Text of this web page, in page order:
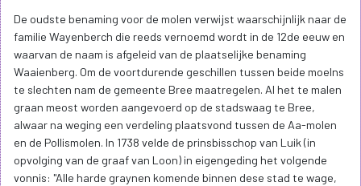
De oudste benaming voor de molen verwijst waarschijnlijk naar de
familie Wayenberch die reeds vernoemd wordt in de 12de eeuw en
waarvan de naam is afgeleid van de plaatselijke benaming
Waaienberg. Om de voortdurende geschillen tussen beide moelns
te slechten nam de gemeente Bree maatregelen. Al het te malen
graan meost worden aangevoerd op de stadswaag te Bree,
alwaar na weging een verdeling plaatsvond tussen de Aa-molen
en de Pollismolen. In 1738 velde de prinsbisschop van Luik (in
opvolging van de graaf van Loon) in eigengeding het volgende
vonnis: "Alle harde graynen komende binnen dese stad te wage,